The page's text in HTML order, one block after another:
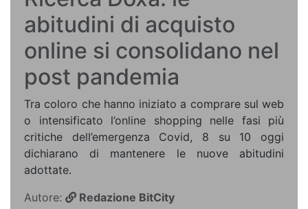
abitudini di acquisto
online si consolidano nel
post pandemia
Tra coloro che hanno iniziato a comprare sul web
o intensificato l’online shopping nelle fasi più
critiche dell’emergenza Covid, 8 su 10 oggi
dichiarano di mantenere le nuove abitudini
adottate.
Autore:
Redazione BitCity